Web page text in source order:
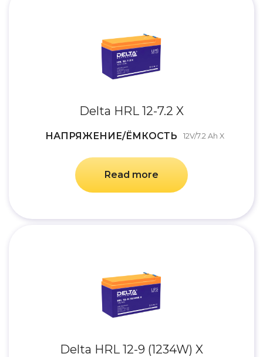
Delta HRL 12-7.2 X
НАПРЯЖЕНИЕ/ЁМКОСТЬ 12V/7.2 Ah X
Read more
Delta HRL 12-9 (1234W) X